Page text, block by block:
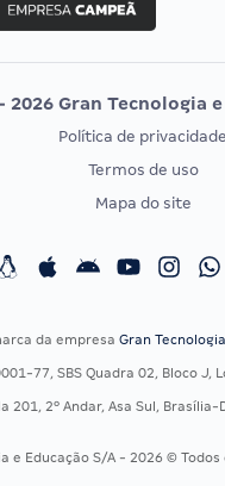
Vunesp
PROFISSÃO
EXAME
2026 Gran Tecnologia
Política de privacidade
Termos de uso
Mapa do site
da empresa Gran
77, SBS Quadra 02, Bloco J,
201, 2º Andar, Asa Sul, Brasília-
e Educação S/A - 2026 ©